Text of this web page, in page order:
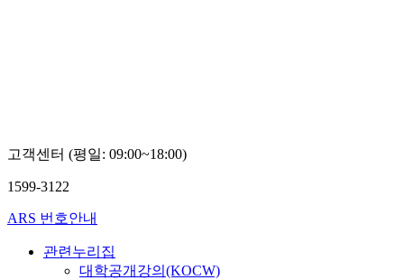
고객센터 (평일: 09:00~18:00)
1599-3122
ARS 번호안내
관련누리집
대학공개강의(KOCW)